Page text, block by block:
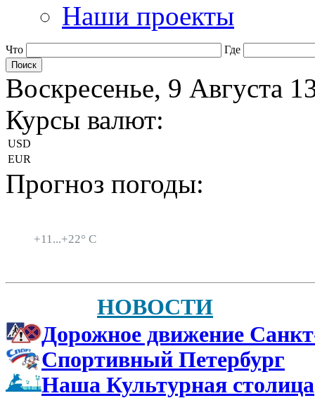
Наши проекты
Что Где
Воскресенье, 9 Августа
Курсы валют:
USD
EUR
Прогноз погоды:
+11...+22° C
НОВОСТИ
Дорожное движение
Спортивный Петербург
Наша Культурная столица